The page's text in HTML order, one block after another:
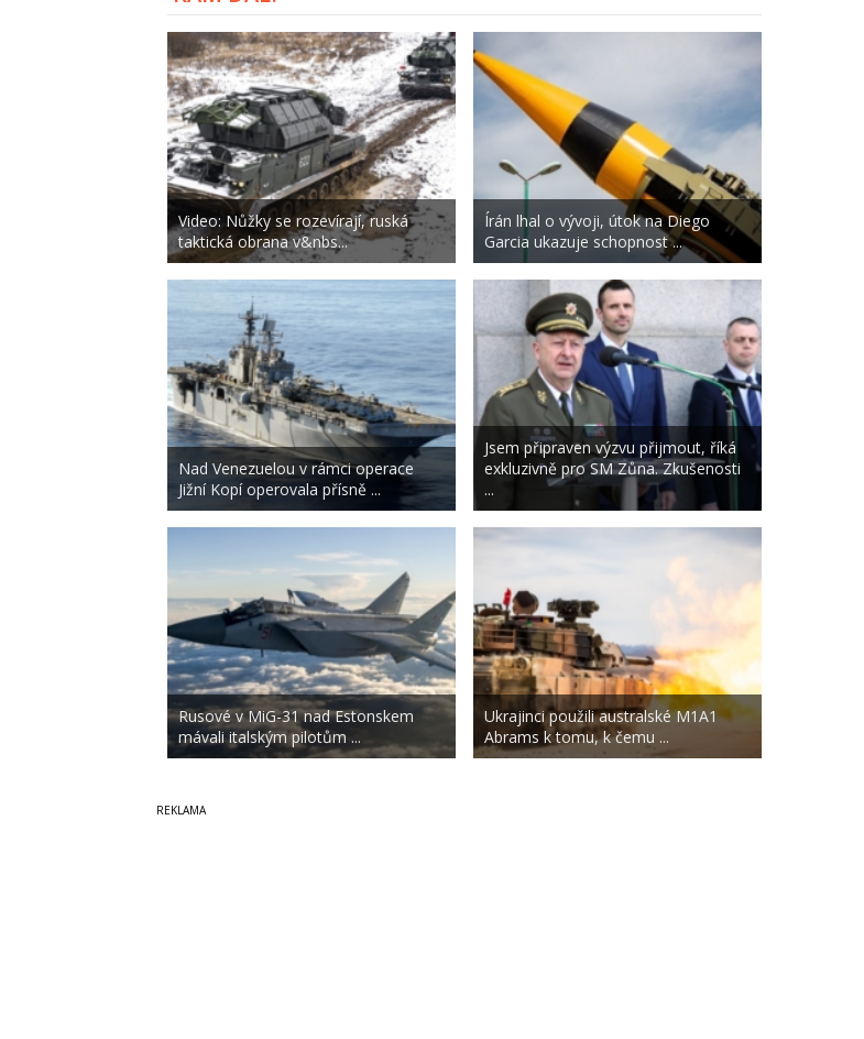
Video: Nůžky se rozevírají, ruská
taktická obrana v&nbs...
Nad Venezuelou v rámci operace
Jižní Kopí operovala přísně ...
Rusové v MiG-31 nad Estonskem
mávali italským pilotům ...
Írán lhal o vývoji, útok na Diego
Garcia ukazuje schopnost ...
Jsem připraven výzvu přijmout, říká
exkluzivně pro SM Zůna. Zkušenosti
...
Ukrajinci použili australské M1A1
Abrams k tomu, k čemu ...